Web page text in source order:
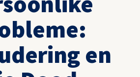
en